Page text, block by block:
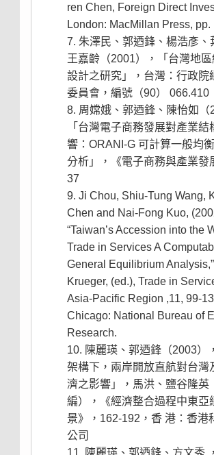
ren Chen, Foreign Direct
London: MacMillan Press, pp.
朱澤民、郭迺鋒、楊浩彥、
王嘉齡（2001），「台灣地區
設計之研究」，台灣：行政院
委員會，編號（90） 066.410
周嫦娥、郭迺鋒、陳怡如（
「台灣電子商務發展對產業結
響：ORANI-G 可計算一般均
分析」，《電子商務與產業發
37
Ji Chou, Shiu-Tung Wang,
Chen and Nai-Fong Kuo,
“Taiwan’s Accession into the
Trade in Services A
General Equilibrium
Krueger, (ed.), Trade in
Asia-Pacific Region ,11, 99-
Chicago: National Bureau of
Research.
陳麗瑛、郭迺鋒（2003）
架構下，兩岸開放直航對台灣
濟之影響」，馬洪、鹽谷隆英
編），《經濟整合過程中東亞
景》，162-192，香 港：香港
公司
陳麗瑛、郭迺鋒、方文秀 ，